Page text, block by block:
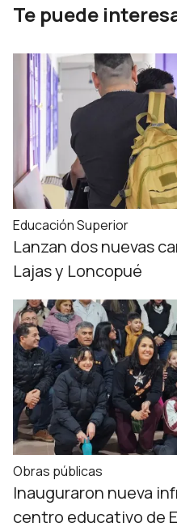
Te puede
Educación Superior
Lanzan dos nuevas
Lajas y Loncopué
Obras públicas
Inauguraron nueva
centro educativo de